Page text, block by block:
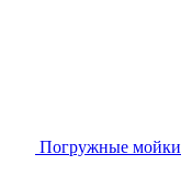
Погружные мойки